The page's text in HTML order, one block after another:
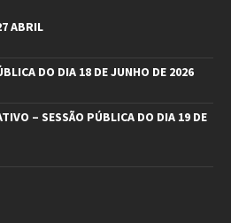
ABRIL
DO DIA 18 DE JUNHO DE 2026
– SESSÃO PÚBLICA DO DIA 19 DE